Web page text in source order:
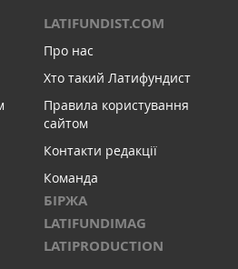
LATIFUNDIST.COM
Про нас
Хто такий Латифундист
Правила користування
сайтом
Контакти редакції
Команда
БІРЖА
LATIFUNDIMAG
LATIPRODUCTION